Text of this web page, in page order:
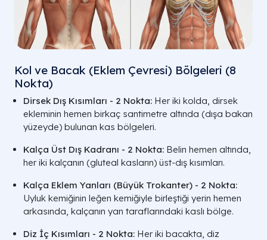
Kol ve Bacak (Eklem Çevresi) Bölgeleri (8
Nokta)
Dirsek Dış Kısımları - 2 Nokta: Her iki kolda, dirsek
ekleminin hemen birkaç santimetre altında (dışa bakan
yüzeyde) bulunan kas bölgeleri.
Kalça Üst Dış Kadranı - 2 Nokta: Belin hemen altında,
her iki kalçanın (gluteal kasların) üst-dış kısımları.
Kalça Eklem Yanları (Büyük Trokanter) - 2 Nokta:
Uyluk kemiğinin leğen kemiğiyle birleştiği yerin hemen
arkasında, kalçanın yan taraflarındaki kaslı bölge.
Diz İç Kısımları - 2 Nokta: Her iki bacakta, diz